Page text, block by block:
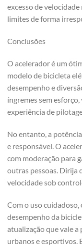
excesso de
limites de forma
Conclusões
O acelerador é um
modelo de bicicleta
desempenho e
íngremes sem
experiência de
No entanto, a
e responsável. O
com moderação para
outras pessoas. Dirija
velocidade sob
Com o uso
desempenho da
atualização que vale
urbanos e esportivos.